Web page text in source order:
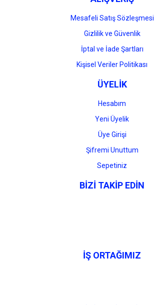
Mesafeli Satış Sözleşmesi
Gizlilik ve Güvenlik
İptal ve İade Şartları
Kişisel Veriler Politikası
ÜYELİK
Hesabım
Yeni Üyelik
Üye Girişi
Şifremi Unuttum
Sepetiniz
BİZİ TAKİP EDİN
İŞ ORTAĞIMIZ